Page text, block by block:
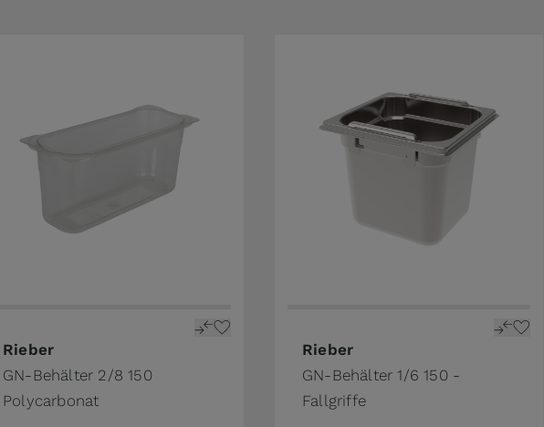
the product page
Rieber
GN-Behälter 2/8 150
Polycarbonat
price depends on the options chosen on the product page
Rieber
GN-Behälter 1/6 150 -
Fallgriffe
The price depends on the